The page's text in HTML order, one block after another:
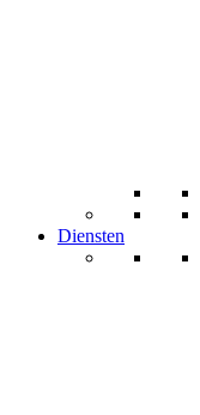
Diensten